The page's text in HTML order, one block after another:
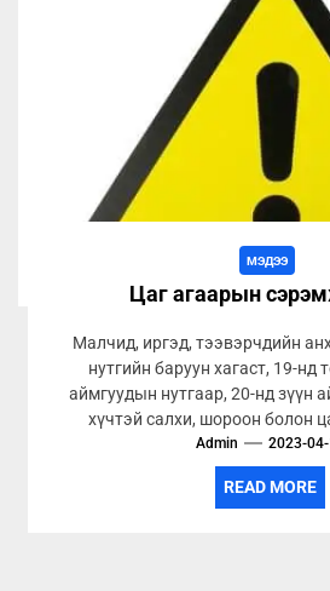
МЭДЭЭ
Цаг агаарын
Малчид, иргэд, тээвэрчдийн
нутгийн баруун хагаст, 19-нд
аймгуудын нутгаар, 20-нд зүүн
хүчтэй салхи, шороон болон
байхыг...
Admin 2023-
READ MORE